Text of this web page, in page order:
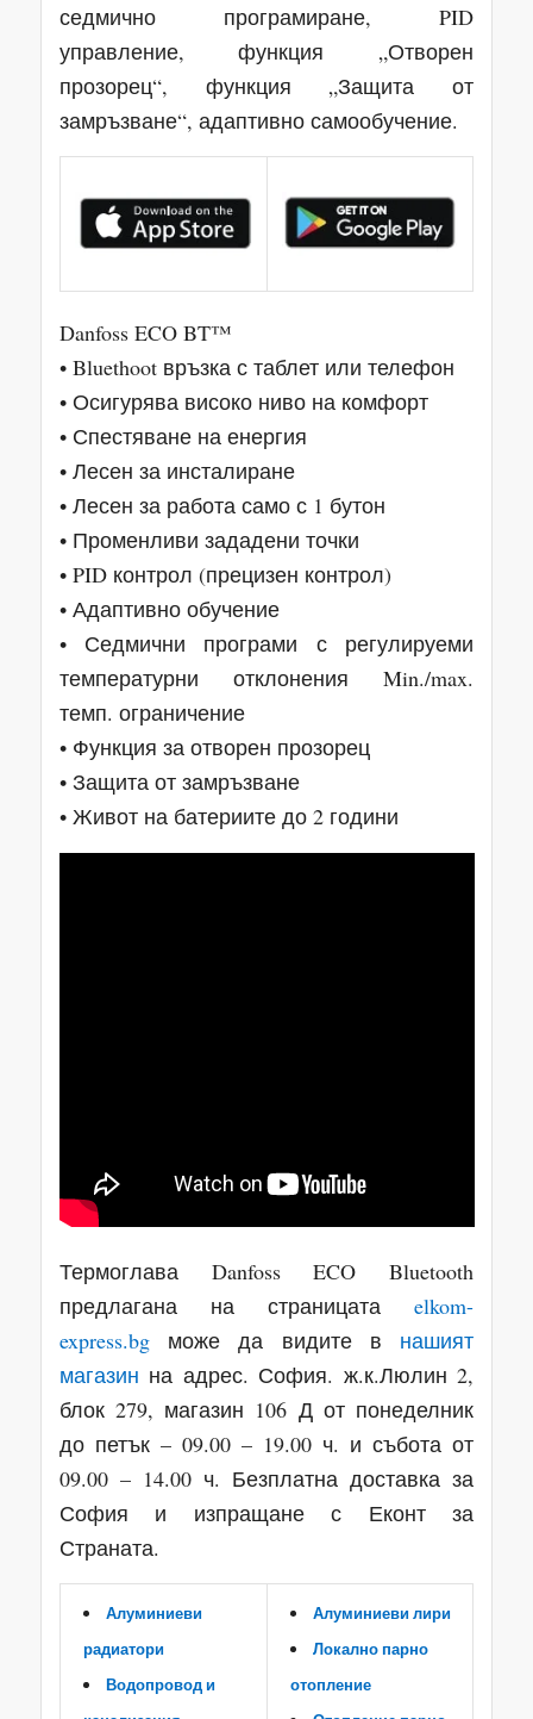
седмично програмиране, PID
управление, функция „Отворен
прозорец“, функция „Защита от
замръзване“, адаптивно самообучение.
Danfoss ECO BT™
• Bluethoot връзка с таблет или телефон
• Осигурява високо ниво на комфорт
• Спестяване на енергия
• Лесен за инсталиране
• Лесен за работа само с 1 бутон
• Променливи зададени точки
• PID контрол (прецизен контрол)
• Адаптивно обучение
• Седмични програми с регулируеми
температурни отклонения Min./max.
темп. ограничение
• Функция за отворен прозорец
• Защита от замръзване
• Живот на батериите до 2 години
Термоглава Danfoss ECO Bluetooth
предлагана на страницатаelkom-
express.bgможе да видите в нашият
магазин на адрес. София. ж.к.Люлин 2,
блок 279, магазин 106 Д от понеделник
до петък – 09.00 – 19.00 ч. и събота от
09.00 – 14.00 ч. Безплатна доставка за
София и изпращане с Еконт за
Страната.
Алуминиеви
радиатори
Водопровод и
Алуминиеви лири
Локално парно
отопление